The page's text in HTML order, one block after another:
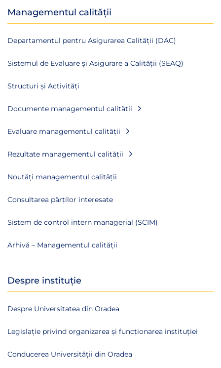
Managementul calității
Departamentul pentru Asigurarea Calității (DAC)
Sistemul de Evaluare și Asigurare a Calității (SEAQ)
Structuri și Activități
Documente managementul calității
Evaluare managementul calității
Rezultate managementul calității
Noutăți managementul calității
Consultarea părților interesate
Sistem de control intern managerial (SCIM)
Arhivă – Managementul calității
Despre instituție
Despre Universitatea din Oradea
Legislație privind organizarea și funcționarea instituției
Conducerea Universității din Oradea